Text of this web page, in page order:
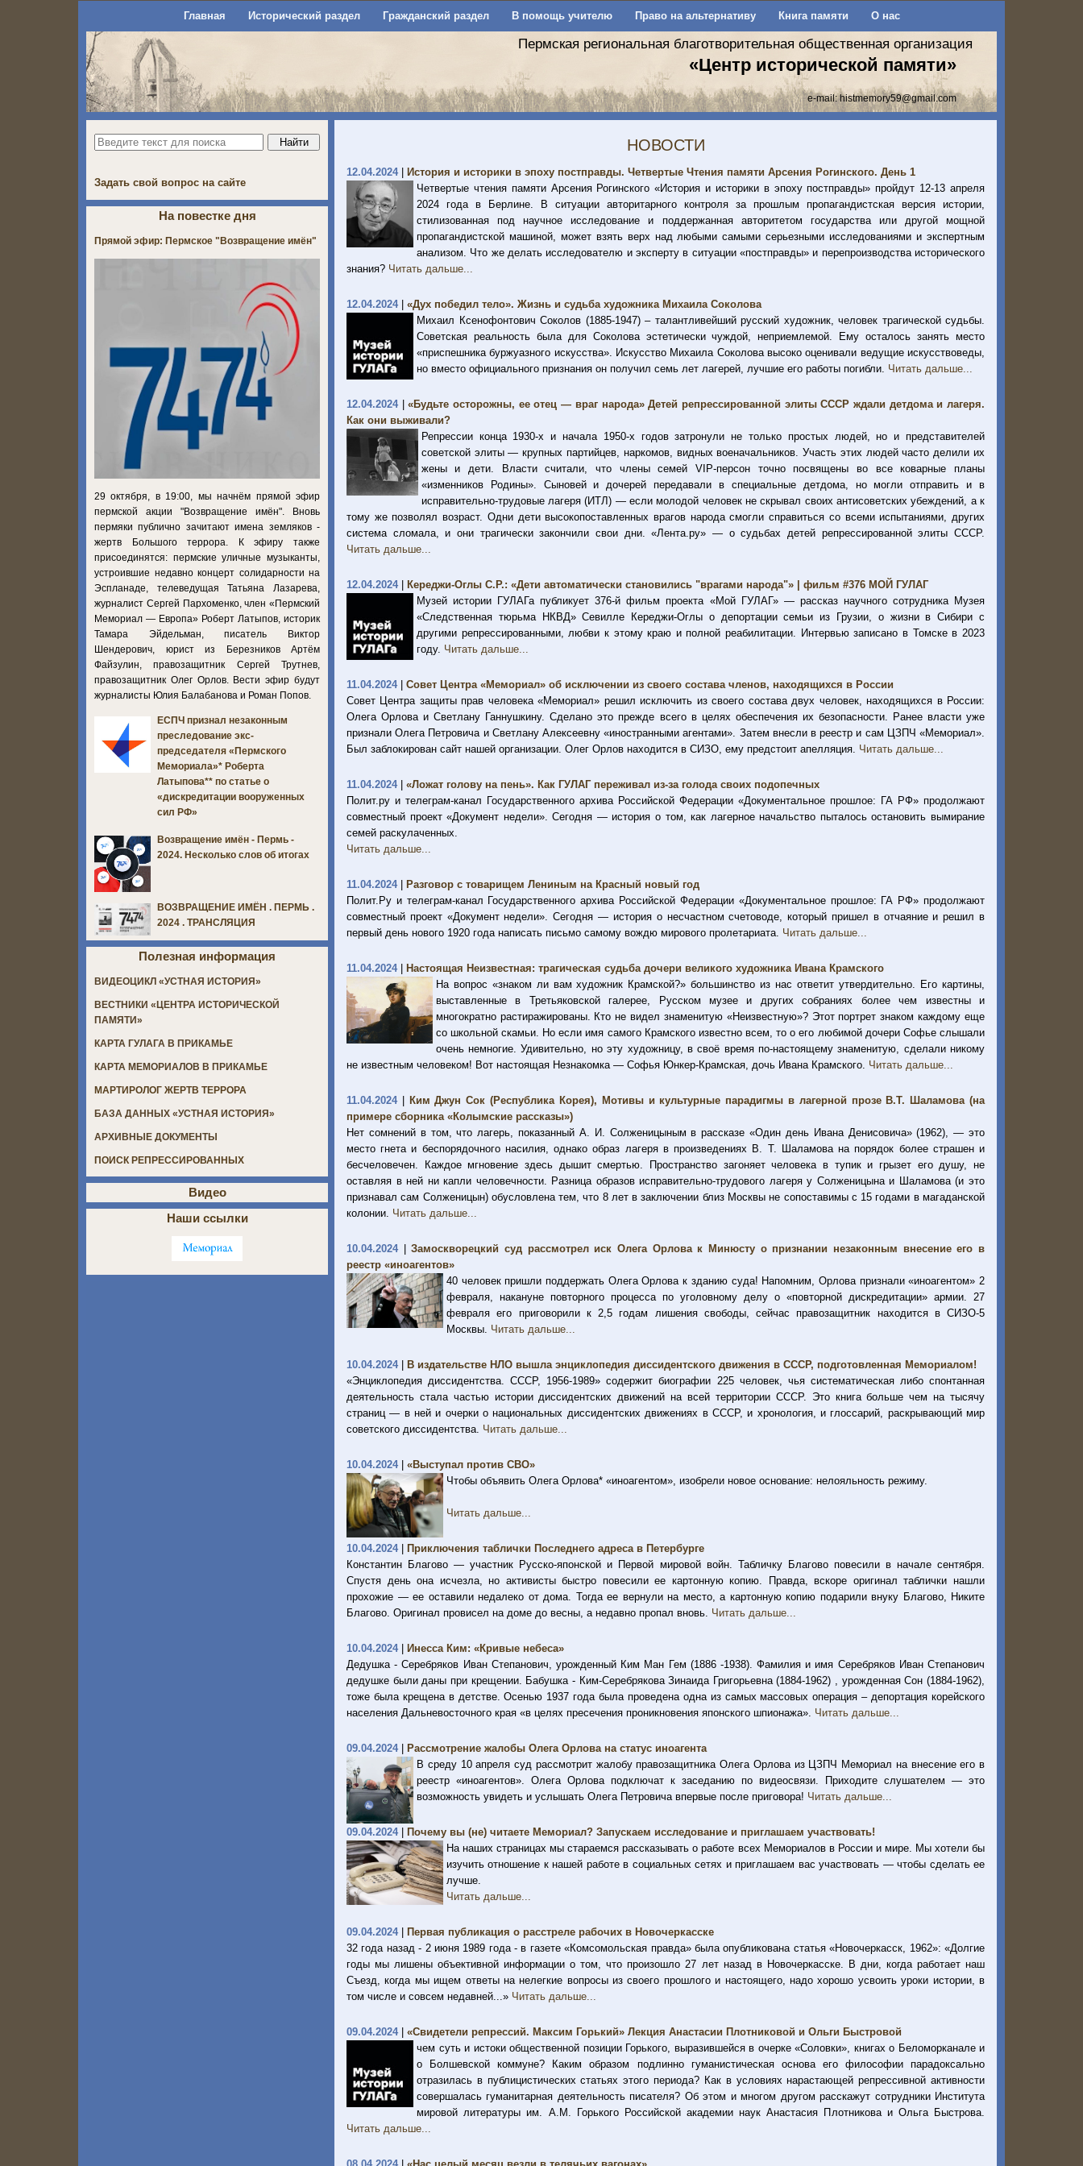
Главная Исторический раздел Гражданский раздел В помощь учителю Право на альтернативу Книга памяти О нас
Пермская региональная благотворительная общественная организация
«Центр исторической памяти»
e-mail:histmemory59@gmail.com
НОВОСТИ
12.04.2024|
История и историки в эпоху постправды. Четвертые Чтения памяти Арсения Рогинского. День 1
Четвертые чтения памяти Арсения Рогинского «История и историки в эпоху постправды» пройдут 12-13 апреля
2024 года в Берлине. В ситуации авторитарного контроля за прошлым пропагандистская версия истории,
стилизованная под научное исследование и поддержанная авторитетом государства или другой мощной
пропагандистской машиной, может взять верх над любыми самыми серьезными исследованиями и экспертным
анализом. Что же делать исследователю и эксперту в ситуации «постправды» и перепроизводства исторического
знания? Читать дальше...
12.04.2024| «Дух победил тело». Жизнь и судьба художника Михаила Соколова
Михаил Ксенофонтович Соколов (1885-1947) – талантливейший русский художник, человек трагической судьбы.
Советская реальность была для Соколова эстетически чуждой, неприемлемой. Ему осталось занять место
«приспешника буржуазного искусства». Искусство Михаила Соколова высоко оценивали ведущие искусствоведы,
но вместо официального признания он получил семь лет лагерей, лучшие его работы погибли. Читать дальше...
12.04.2024|«Будьте осторожны, ее отец — враг народа» Детей репрессированной элиты СССР ждали детдома и лагеря.
Как они выживали?
Репрессии конца 1930-х и начала 1950-х годов затронули не только простых людей, но и представителей
советской элиты — крупных партийцев, наркомов, видных военачальников. Участь этих людей часто делили их
жены и дети. Власти считали, что члены семей VIP-персон точно посвящены во все коварные планы
«изменников Родины». Сыновей и дочерей передавали в специальные детдома, но могли отправить и в
исправительно-трудовые лагеря (ИТЛ) — если молодой человек не скрывал своих антисоветских убеждений, а к
тому же позволял возраст. Одни дети высокопоставленных врагов народа смогли справиться со всеми испытаниями, других
система сломала, и они трагически закончили свои дни. «Лента.ру» — о судьбах детей репрессированной элиты СССР.
Читать дальше...
12.04.2024|
Кереджи-Оглы С.Р.: «Дети автоматически становились "врагами народа"» | фильм #376 МОЙ ГУЛАГ
Музей истории ГУЛАГа публикует 376-й фильм проекта «Мой ГУЛАГ» — рассказ научного сотрудника Музея
«Следственная тюрьма НКВД» Севилле Кереджи-Оглы о депортации семьи из Грузии, о жизни в Сибири с
другими репрессированными, любви к этому краю и полной реабилитации. Интервью записано в Томске в 2023
году. Читать дальше...
11.04.2024| Совет Центра «Мемориал» об исключении из своего состава членов, находящихся в России
Совет Центра защиты прав человека «Мемориал» решил исключить из своего состава двух человек, находящихся в России:
Олега Орлова и Светлану Ганнушкину. Сделано это прежде всего в целях обеспечения их безопасности. Ранее власти уже
признали Олега Петровича и Светлану Алексеевну «иностранными агентами». Затем внесли в реестр и сам ЦЗПЧ «Мемориал».
Был заблокирован сайт нашей организации. Олег Орлов находится в СИЗО, ему предстоит апелляция. Читать дальше...
11.04.2024| «Ложат голову на пень». Как ГУЛАГ переживал из-за голода своих подопечных
Полит.ру и телеграм-канал Государственного архива Российской Федерации «Документальное прошлое: ГА РФ» продолжают
совместный проект «Документ недели». Сегодня — история о том, как лагерное начальство пыталось остановить вымирание
семей раскулаченных.
Читать дальше...
11.04.2024|
Разговор с товарищем Лениным на Красный новый год
Полит.Ру и телеграм-канал Государственного архива Российской Федерации «Документальное прошлое: ГА РФ» продолжают
совместный проект «Документ недели». Сегодня — история о несчастном счетоводе, который пришел в отчаяние и решил в
первый день нового 1920 года написать письмо самому вождю мирового пролетариата. Читать дальше...
11.04.2024|
Настоящая Неизвестная: трагическая судьба дочери великого художника Ивана Крамского
На вопрос «знаком ли вам художник Крамской?» большинство из нас ответит утвердительно. Его картины,
выставленные в Третьяковской галерее, Русском музее и других собраниях более чем известны и
многократно растиражированы. Кто не видел знаменитую «Неизвестную»? Этот портрет знаком каждому еще
со школьной скамьи. Но если имя самого Крамского известно всем, то о его любимой дочери Софье слышали
очень немногие. Удивительно, но эту художницу, в своё время по-настоящему знаменитую, сделали никому
не известным человеком! Вот настоящая Незнакомка — Софья Юнкер-Крамская, дочь Ивана Крамского. Читать дальше...
11.04.2024|
Ким Джун Сок (Республика Корея), Мотивы и культурные парадигмы в лагерной прозе В.Т. Шаламова (на
примере сборника «Колымские рассказы»)
Нет сомнений в том, что лагерь, показанный А. И. Солженицыным в рассказе «Один день Ивана Денисовича» (1962), — это
место гнета и беспорядочного насилия, однако образ лагеря в произведениях В. Т. Шаламова на порядок более страшен и
бесчеловечен. Каждое мгновение здесь дышит смертью. Пространство загоняет человека в тупик и грызет его душу, не
оставляя в ней ни капли человечности. Разница образов исправительно-трудового лагеря у Солженицына и Шаламова (и это
признавал сам Солженицын) обусловлена тем, что 8 лет в заключении близ Москвы не сопоставимы с 15 годами в магаданской
колонии. Читать дальше...
10.04.2024|Замоскворецкий суд рассмотрел иск Олега Орлова к Минюсту о признании незаконным внесение его в
реестр «иноагентов»
40 человек пришли поддержать Олега Орлова к зданию суда! Напомним, Орлова признали «иноагентом» 2
февраля, накануне повторного процесса по уголовному делу о «повторной дискредитации» армии. 27
февраля его приговорили к 2,5 годам лишения свободы, сейчас правозащитник находится в СИЗО-5
Москвы. Читать дальше...
10.04.2024|
В издательстве НЛО вышла энциклопедия диссидентского движения в СССР, подготовленная Мемориалом!
«Энциклопедия диссидентства. СССР, 1956-1989» содержит биографии 225 человек, чья систематическая либо спонтанная
деятельность стала частью истории диссидентских движений на всей территории СССР. Это книга больше чем на тысячу
страниц — в ней и очерки о национальных диссидентских движениях в СССР, и хронология, и глоссарий, раскрывающий мир
советского диссидентства. Читать дальше...
10.04.2024| «Выступал против СВО»
Чтобы объявить Олега Орлова* «иноагентом», изобрели новое основание: нелояльность режиму.
Читать дальше...
10.04.2024|
Приключения таблички Последнего адреса в Петербурге
Константин Благово — участник Русско-японской и Первой мировой войн. Табличку Благово повесили в начале сентября.
Спустя день она исчезла, но активисты быстро повесили ее картонную копию. Правда, вскоре оригинал таблички нашли
прохожие — ее оставили недалеко от дома. Тогда ее вернули на место, а картонную копию подарили внуку Благово, Никите
Благово. Оригинал провисел на доме до весны, а недавно пропал вновь. Читать дальше...
10.04.2024|
Инесса Ким: «Кривые небеса»
Дедушка - Серебряков Иван Степанович, урожденный Ким Ман Гем (1886 -1938). Фамилия и имя Серебряков Иван Степанович
дедушке были даны при крещении. Бабушка - Ким-Серебрякова Зинаида Григорьевна (1884-1962) , урожденная Сон (1884-1962),
тоже была крещена в детстве. Осенью 1937 года была проведена одна из самых массовых операция – депортация корейского
населения Дальневосточного края «в целях пресечения проникновения японского шпионажа». Читать дальше...
09.04.2024|
Рассмотрение жалобы Олега Орлова на статус иноагента
В среду 10 апреля суд рассмотрит жалобу правозащитника Олега Орлова из ЦЗПЧ Мемориал на внесение его в
реестр «иноагентов». Олега Орлова подключат к заседанию по видеосвязи. Приходите слушателем — это
возможность увидеть и услышать Олега Петровича впервые после приговора! Читать дальше...
09.04.2024|
Почему вы (не) читаете Мемориал? Запускаем исследование и приглашаем участвовать!
На наших страницах мы стараемся рассказывать о работе всех Мемориалов в России и мире. Мы хотели бы
изучить отношение к нашей работе в социальных сетях и приглашаем вас участвовать — чтобы сделать ее
лучше.
Читать дальше...
09.04.2024|
Первая публикация о расстреле рабочих в Новочеркасске
32 года назад - 2 июня 1989 года - в газете «Комсомольская правда» была опубликована статья «Новочеркасск, 1962»: «Долгие
годы мы лишены объективной информации о том, что произошло 27 лет назад в Новочеркасске. В дни, когда работает наш
Съезд, когда мы ищем ответы на нелег­кие вопросы из своего прошлого и настоящего, надо хорошо усвоить уроки истории, в
том числе и совсем недавней...» Читать дальше...
09.04.2024| «Свидетели репрессий. Максим Горький» Лекция Анастасии Плотниковой и Ольги Быстровой
чем суть и истоки общественной позиции Горького, выразившейся в очерке «Соловки», книгах о Беломорканале и
о Болшевской коммуне? Каким образом подлинно гуманистическая основа его философии парадоксально
отразилась в публицистических статьях этого периода? Как в условиях нарастающей репрессивной активности
совершалась гуманитарная деятельность писателя? Об этом и многом другом расскажут сотрудники Института
мировой литературы им. А.М. Горького Российской академии наук Анастасия Плотникова и Ольга Быстрова.
Читать дальше...
Задать свой вопрос на сайте
На повестке дня
Прямой эфир: Пермское "Возвращение имён"
29 октября, в 19:00, мы начнём прямой эфир
пермской акции "Возвращение имён". Вновь
пермяки публично зачитают имена земляков -
жертв Большого террора. К эфиру также
присоединятся: пермские уличные музыканты,
устроившие недавно концерт солидарности на
Эспланаде, телеведущая Татьяна Лазарева,
журналист Сергей Пархоменко, член «Пермский
Мемориал — Европа» Роберт Латыпов, историк
Тамара Эйдельман, писатель Виктор
Шендерович, юрист из Березников Артём
Файзулин, правозащитник Сергей Трутнев,
правозащитник Олег Орлов. Вести эфир будут
журналисты Юлия Балабанова и Роман Попов.
ЕСПЧ признал незаконным
преследование экс-
председателя «Пермского
Мемориала»* Роберта
Латыпова** по статье о
«дискредитации вооруженных
сил РФ»
Возвращение имён - Пермь -
2024. Несколько слов об итогах
ВОЗВРАЩЕНИЕ ИМЁН . ПЕРМЬ .
2024 . ТРАНСЛЯЦИЯ
Полезная информация
ВИДЕОЦИКЛ «УСТНАЯ ИСТОРИЯ»
ВЕСТНИКИ «ЦЕНТРА ИСТОРИЧЕСКОЙ
ПАМЯТИ»
КАРТА ГУЛАГА В ПРИКАМЬЕ
КАРТА МЕМОРИАЛОВ В ПРИКАМЬЕ
МАРТИРОЛОГ ЖЕРТВ ТЕРРОРА
БАЗА ДАННЫХ «УСТНАЯ ИСТОРИЯ»
АРХИВНЫЕ ДОКУМЕНТЫ
ПОИСК РЕПРЕССИРОВАННЫХ
Видео
Наши ссылки